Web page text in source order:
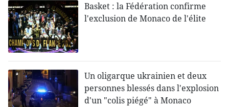
Basket : la Fédération confirme
l'exclusion de Monaco de l'élite
Un oligarque ukrainien et deux
personnes blessés dans l'explosion
d'un "colis piégé" à Monaco